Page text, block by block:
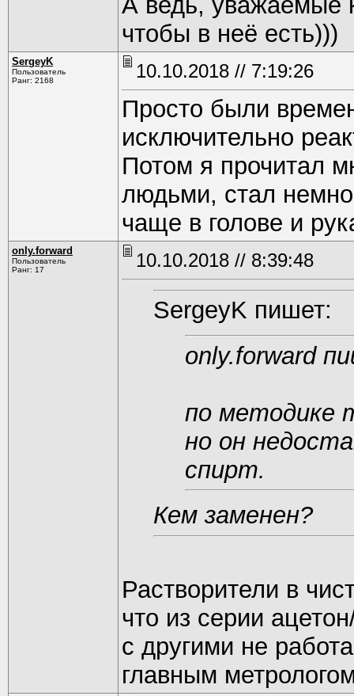
чтобы в неё есть)))
SergeyK
Пользователь
Ранг: 2168
10.10.2018 // 7:19:26
Просто были
исключительно
Потом я прочитал
людьми, стал
чаще в голове и
only.forward
Пользователь
Ранг: 17
10.10.2018 // 8:39:48
SergeyK пишет:
only.forward
по методике
но он
спирт.
Кем заменен?
Растворители в
что из серии
с другими не
главным